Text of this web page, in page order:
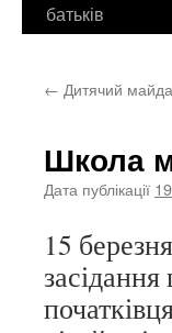
батьків
← Дитячий
Школа
Дата публікації
15 березня